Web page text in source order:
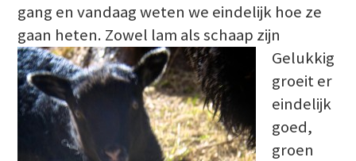
gang en vandaag weten we eindelijk hoe ze
gaan heten. Zowel lam als schaap zijn
Gelukkig
groeit er
eindelijk
goed,
groen